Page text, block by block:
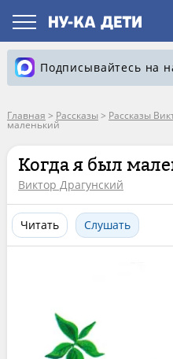
Подписывайтесь на
Главная > Рассказы > Рассказы
маленький
Когда я был
Виктор Драгунский
Читать Слушать